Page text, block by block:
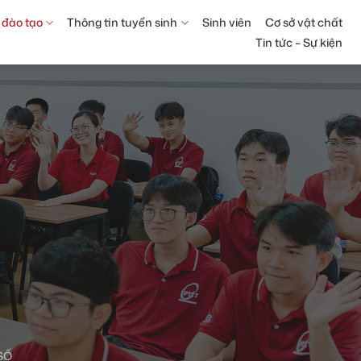
tạo Thông tin tuyển sinh Sinh viên
Cơ sở vật chất
Tin tức – Sự kiện